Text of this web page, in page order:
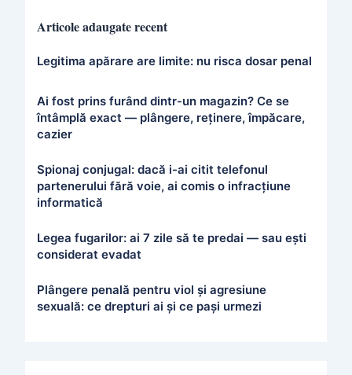
Articole adaugate recent
Legitima apărare are limite: nu risca dosar penal
Ai fost prins furând dintr-un magazin? Ce se
întâmplă exact — plângere, reținere, împăcare,
cazier
Spionaj conjugal: dacă i-ai citit telefonul
partenerului fără voie, ai comis o infracțiune
informatică
Legea fugarilor: ai 7 zile să te predai — sau ești
considerat evadat
Plângere penală pentru viol și agresiune
sexuală: ce drepturi ai și ce pași urmezi